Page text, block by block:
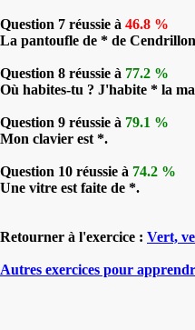
Question 7 réussie à 46.8 %
La pantoufle de * de
Question 8 réussie à 77.2 %
Où habites-tu ? J'habite * la
Question 9 réussie à 79.1 %
Mon clavier est *.
Question 10 réussie à 74.2 %
Une vitre est faite de *.
Retourner à l'exercice : Vert,
Autres exercices pour